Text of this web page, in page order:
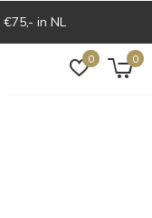
0 0
in NL